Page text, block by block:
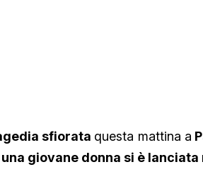
sfiorata questa mattina a
una giovane donna si è lanciata